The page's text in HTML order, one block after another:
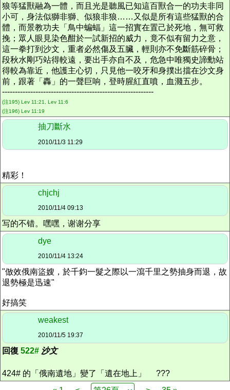
狼等猛獸融為一體，而且光是聽風已知這百獸合一的功夫非同
小可，身法似獅非獅、似狼非狼……又似是所有這些猛獸的合
體，而景教功夫「鳥中蝙蝠」這一招實在置己於死地，無可救
挽；眾人眼見染色酣於一試新招的威力，竟不似有留力之意，
這一拳打到沙文，重者必然傷及五臟，輕則亦不免斷筋碎骨；
段秋水剛巧站得較遠，要出手亦自不及，危急中唯獨史諦勳站
得較為靠近，他護主心切，只見他一咬牙和身撲出擋在沙文身
前，跟著「轟」的一聲巨响，登時腥紅直噴，血濺五步。
-----------------------------------------------------------
(注195) Lev 11:21, Lev 11:6
(注196) Lev 11:19
抽刀斷水
2010/11/3 11:29
精彩！
chjchj
2010/11/4 09:13
写的不错。嘿嘿，谢谢分享
dye
2010/11/4 13:24
"倣效俄南盜嫂，於千鈞一髮之際以一瀉千里之勢抽身而退，故
退勢極是迅速"
好搞笑
weakest
2010/11/5 19:37
回復 522# 沙文
424# 的「俄南遺地」變了「遺在地上」
???